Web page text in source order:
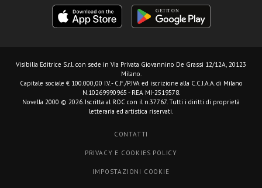
Visibilia Editrice S.r.l. con sede in Via Privata Giovannino De Grassi 12/12A, 20123
Milano.
Capitale sociale € 100.000,00 I.V. - C.F./P.IVA ed iscrizione alla C.C.I.A.A. di Milano
N.10269990965 - REA MI-2519578.
Novella 2000 © 2026. Iscritta al ROC con il n.37767. Tutti i diritti di proprietà
letteraria ed artistica riservati.
CONTATTI
PRIVACY E COOKIES POLICY
IMPOSTAZIONI COOKIE